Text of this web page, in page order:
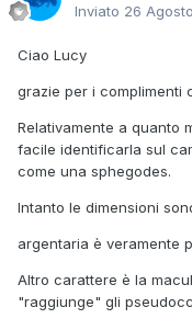
Inviato 26
Ciao Lucy
grazie per i complimenti
Relativamente a quanto
facile identificarla sul
come una sphegodes.
Intanto le dimensioni
argentaria è veramente
Altro carattere è la
"raggiunge" gli